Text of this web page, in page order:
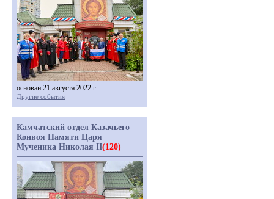
основан 21 августа 2022 г.
Другие события
Камчатский отдел Казачьего
Конвоя Памяти Царя
Мученика Николая II(120)